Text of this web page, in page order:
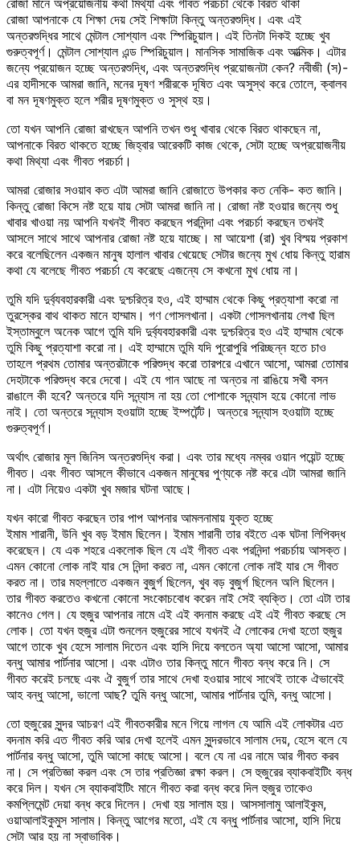
রোজা আপনাকে যে শিক্ষা দেয় সেই শিক্ষাটা কিন্তু অন্তরশুদ্ধি। এবং এই
অন্তরশুদ্ধির সাথে মেন্টাল সোশ্যাল এবং স্পিরিচুয়াল। এই তিনটা দিকই হচ্ছে খুব
গুরুত্বপূর্ণ। মেন্টাল সোশ্যাল এন্ড স্পিরিচুয়াল। মানসিক সামাজিক এবং আত্মিক। এটার
জন্যে প্রয়োজন হচ্ছে অন্তরশুদ্ধি, এবং অন্তরশুদ্ধি প্রয়োজনটা কেন? নবীজী (স)-
এর হাদীসকে আমরা জানি, মনের দূষণ শরীরকে দূষিত এবং অসুস্থ করে তোলে, ক্বালব
বা মন দূষণমুক্ত হলে শরীর দূষণমুক্ত ও সুস্থ হয়।
তো যখন আপনি রোজা রাখছেন আপনি তখন শুধু খাবার থেকে বিরত থাকছেন না,
আপনাকে বিরত থাকতে হচ্ছে জিহ্বার আরেকটি কাজ থেকে, সেটা হচ্ছে অপ্রয়োজনীয়
কথা মিথ্যা এবং গীবত পরচর্চা।
আমরা রোজার সওয়াব কত এটা আমরা জানি রোজাতে উপকার কত নেকি- কত জানি।
কিন্তু রোজা কিসে নষ্ট হয়ে যায় সেটা আমরা জানি না। রোজা নষ্ট হওয়ার জন্যে শুধু
খাবার খাওয়া নয় আপনি যখনই গীবত করছেন পরনিন্দা এবং পরচর্চা করছেন তখনই
আসলে সাথে সাথে আপনার রোজা নষ্ট হয়ে যাচ্ছে। মা আয়েশা (রা) খুব বিস্ময় প্রকাশ
করে বলেছিলেন একজন মানুষ হালাল খাবার খেয়েছে সেটার জন্যে মুখ ধোয় কিন্তু হারাম
কথা যে বলেছে গীবত পরচর্চা যে করেছে এজন্যে সে কখনো মুখ ধোয় না।
তুমি যদি দুর্ব্যবহারকারী এবং দুশ্চরিত্র হও, এই হাম্মাম থেকে কিছু প্রত্যাশা করো না
তুরস্কের বাথ থাকত মানে হাম্মাম। গণ গোসলখানা। একটা গোসলখানায় লেখা ছিল
ইস্তাম্বুলে অনেক আগে তুমি যদি দুর্ব্যবহারকারী এবং দুশ্চরিত্র হও এই হাম্মাম থেকে
তুমি কিছু প্রত্যাশা করো না। এই হাম্মামে তুমি যদি পুরোপুরি পরিচ্ছন্ন হতে চাও
তাহলে প্রথম তোমার অন্তরটাকে পরিশুদ্ধ করো তারপরে এখানে আসো, আমরা তোমার
দেহটাকে পরিশুদ্ধ করে দেবো। এই যে গান আছে না অন্তর না রাঙিয়ে সখী বসন
রাঙালে কী হবে? অন্তরে যদি সন্ন্যাস না হয় তো পোশাকে সন্ন্যাস হয়ে কোনো লাভ
নাই। তো অন্তরে সন্ন্যাস হওয়াটা হচ্ছে ইম্পর্টেন্ট। অন্তরে সন্ন্যাস হওয়াটা হচ্ছে
গুরুত্বপূর্ণ।
অর্থাৎ রোজার মূল জিনিস অন্তরশুদ্ধি করা। এবং তার মধ্যে নম্বর ওয়ান পয়েন্ট হচ্ছে
গীবত। এবং গীবত আসলে কীভাবে একজন মানুষের পুণ্যকে নষ্ট করে এটা আমরা জানি
না। এটা নিয়েও একটা খুব মজার ঘটনা আছে।
যখন কারো গীবত করছেন তার পাপ আপনার আমলনামায় যুক্ত হচ্ছে
ইমাম শারানী, উনি খুব বড় ইমাম ছিলেন। ইমাম শারানী তার বইতে এক ঘটনা লিপিবদ্ধ
করেছেন। যে এক শহরে একলোক ছিল যে এই গীবত এবং পরনিন্দা পরচর্চায় আসক্ত।
এমন কোনো লোক নাই যার সে নিন্দা করত না, এমন কোনো লোক নাই যার সে গীবত
করত না। তার মহল্লাতে একজন বুজুর্গ ছিলেন, খুব বড় বুজুর্গ ছিলেন অলি ছিলেন।
তার গীবত করতেও কখনো কোনো সংকোচবোধ করেন নাই সেই ব্যক্তি। তো এটা তার
কানেও গেল। যে হুজুর আপনার নামে এই এই বদনাম করছে এই এই গীবত করছে সে
লোক। তো যখন হুজুর এটা শুনলেন হুজুরের সাথে যখনই ঐ লোকের দেখা হতো হুজুর
আগে তাকে খুব হেসে সালাম দিতেন এবং হাসি দিয়ে বলতেন অ্যা আসো আসো, আমার
বন্ধু আমার পার্টনার আসো। এবং এটাও তার কিন্তু মানে গীবত বন্ধ করে নি। সে
গীবত করেই চলছে এবং ঐ বুজুর্গ তার সাথে দেখা হওয়ার সাথে সাথেই তাকে ঐভাবেই
আহ বন্ধু আসো, ভালো আছ? তুমি বন্ধু আসো, আমার পার্টনার তুমি, বন্ধু আসো।
তো হুজুরের সুন্দর আচরণ এই গীবতকারীর মনে গিয়ে লাগল যে আমি এই লোকটার এত
বদনাম করি এত গীবত করি আর দেখা হলেই এমন সুন্দরভাবে সালাম দেয়, হেসে বলে যে
পার্টনার বন্ধু আসো, তুমি আসো কাছে আসো। বলে যে না এর নামে আর গীবত করব
না। সে প্রতিজ্ঞা করল এবং সে তার প্রতিজ্ঞা রক্ষা করল। সে হুজুরের ব্যাকবাইটিং বন্ধ
করে দিল। যখন সে ব্যাকবাইটিং মানে গীবত করা বন্ধ করে দিল হুজুর তাকেও
কমপ্লিমেন্ট দেয়া বন্ধ করে দিলেন। দেখা হয় সালাম হয়। আসসালামু আলাইকুম,
ওয়াআলাইকুমুস সালাম। কিন্তু আগের মতো, এই যে বন্ধু পার্টনার আসো, হাসি দিয়ে
সেটা আর হয় না স্বাভাবিক।